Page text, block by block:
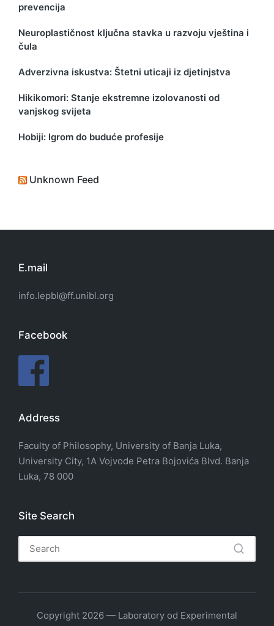
prevencija
Neuroplastičnost ključna stavka u razvoju vještina i
čula
Adverzivna iskustva: Štetni uticaji iz djetinjstva
Hikikomori: Stanje ekstremne izolovanosti od
vanjskog svijeta
Hobiji: Igrom do buduće profesije
Unknown Feed
E.mail
info.lepbl@ff.unibl.org
Facebook
Address
Faculty of Philosophy, University of Banja Luka,
University City, 1A Vojvode Petra Bojovića Blvd. Banja
Luka, 78 000
Site Search
Copyright 2026 — Laboratory od Experimental